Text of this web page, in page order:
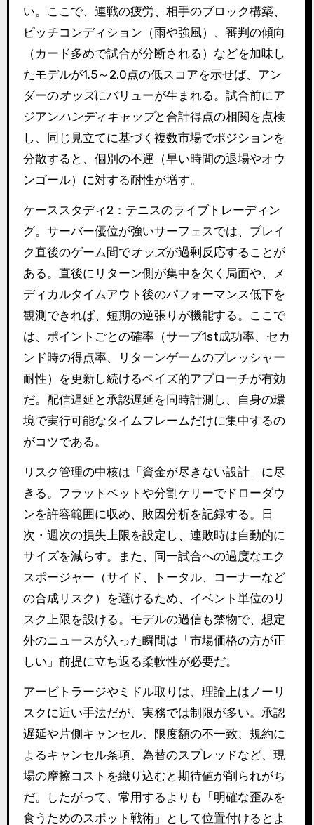
い。ここで、連戦の疲労、相手のブロック構築、
ピッチコンディション（雨や強風）、審判の傾向
（カード多めで試合が分断される）などを加味し
たモデルが1.5～2.0点の低スコアを示せば、アン
ダーのオッズにバリューが生まれる。試合前にア
ジアンハンディキャップと合計得点の相関を点検
し、同じ見立てに基づく複数市場でポジションを
分散すると、個別の不運（早い時間の退場やオウ
ンゴール）に対する耐性が増す。
ケーススタディ2：テニスのライブトレーディン
グ。サーバー優位が強いサーフェスでは、ブレイ
ク直後のゲーム間でオッズが過剰反応することが
ある。直後にリターン側が集中を欠く局面や、メ
ディカルタイムアウト後のパフォーマンス低下を
観測できれば、短期の逆張りが機能する。ここで
は、ポイントごとの確率（サーブ1st成功率、セカ
ンド時の得点率、リターンゲームのプレッシャー
耐性）を更新し続けるベイズ的アプローチが有効
だ。配信遅延と承認遅延を同時計測し、自身の環
境で実行可能なタイムフレームだけに集中するの
がコツである。
リスク管理の中核は「資金が尽きない設計」に尽
きる。フラットベットや分割ケリーでドローダウ
ンを許容範囲に収め、敗因分析を記録する。日
次・週次の損失上限を設定し、連敗時は自動的に
サイズを減らす。また、同一試合への過度なエク
スポージャー（サイド、トータル、コーナーなど
の合成リスク）を避けるため、イベント単位のリ
スク上限を設ける。モデルの過信も禁物で、想定
外のニュースが入った瞬間は「市場価格の方が正
しい」前提に立ち返る柔軟性が必要だ。
アービトラージやミドル取りは、理論上はノーリ
スクに近い手法だが、実務では制限が多い。承認
遅延や片側キャンセル、限度額の不一致、規約に
よるキャンセル条項、為替のスプレッドなど、現
場の摩擦コストを織り込むと期待値が削られがち
だ。したがって、常用するよりも「明確な歪みを
食うためのスポット戦術」として位置付けるとよ